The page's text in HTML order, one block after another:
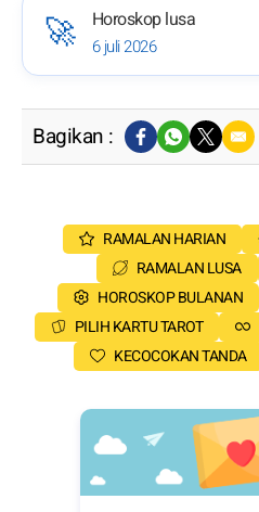
🚀 Horoskop lusa
6 juli 2026
Bagikan :
RAMALAN HARIAN
RAMALAN LUSA
HOROSKOP BULANAN
PILIH KARTU TAROT
KECOCOKAN TANDA